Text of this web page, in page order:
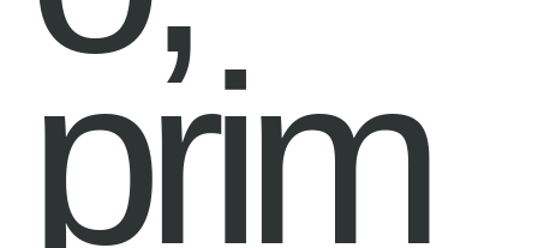
prim